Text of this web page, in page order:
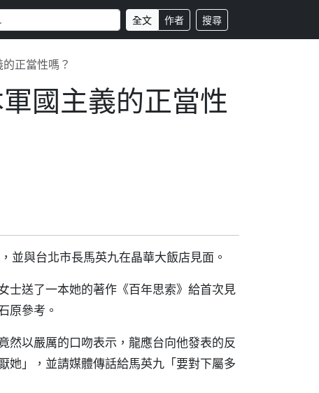
全文 作者 搜尋
正當性嗎？
國主義的正當性
並與台北市長馬英九在晶華大飯店見面。
士送了一本她的著作《百年思索》給首次見
原參考。
然以嚴厲的口吻表示，龍應台向他發表的反
她」，並請媒體傳話給馬英九「要對下屬多